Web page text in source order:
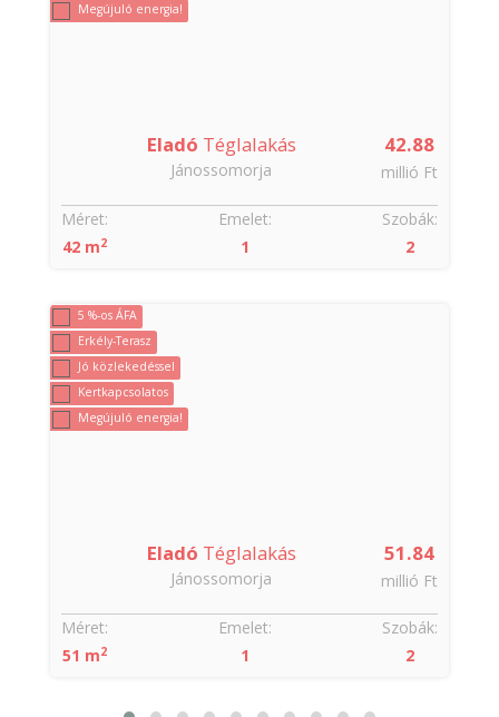
Megújuló energia!
42.88
millió Ft
Eladó Téglalakás
Jánossomorja
Szobák:
2
Méret:
42 m2
Emelet:
1
5 %-os ÁFA
Erkély-Terasz
Jó közlekedéssel
Kertkapcsolatos
Megújuló energia!
51.84
millió Ft
Eladó Téglalakás
Jánossomorja
Szobák:
2
Méret:
51 m2
Emelet:
1